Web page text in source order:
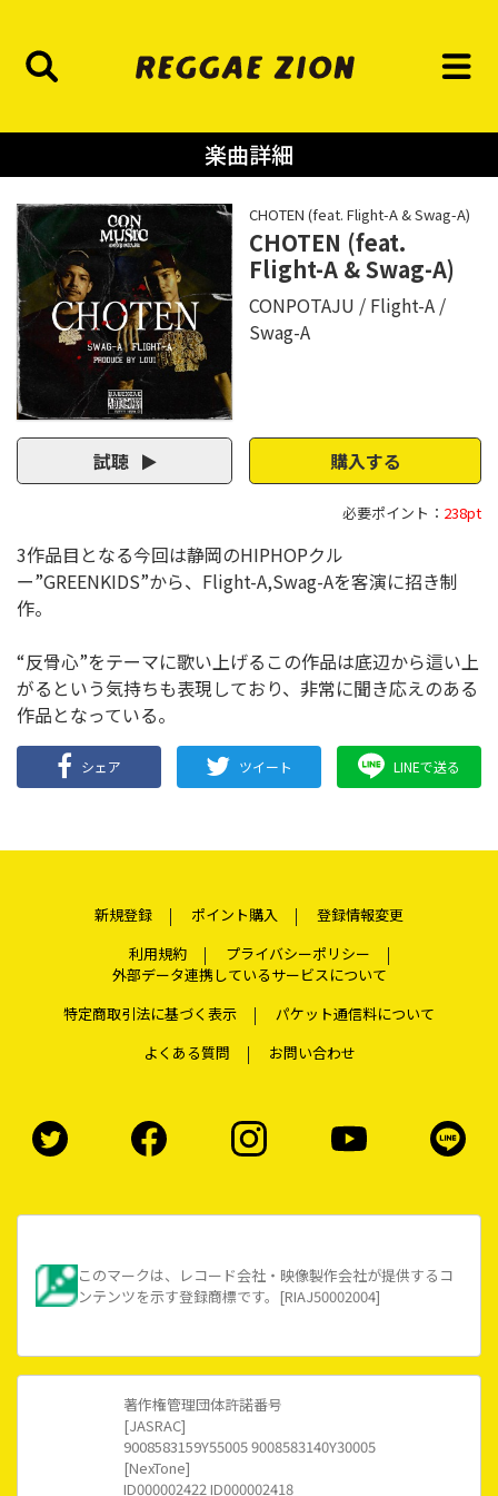
楽曲詳細
CHOTEN (feat. Flight-A & Swag-A)
CHOTEN (feat.
Flight-A & Swag-A)
CONPOTAJU
Flight-A
Swag-A
試聴 購入する
必要ポイント： 238pt
3作品目となる今回は静岡のHIPHOPクル
ー”GREENKIDS”から、Flight-A,Swag-Aを客演に招き制
作。
“反骨心”をテーマに歌い上げるこの作品は底辺から這い上
がるという気持ちも表現しており、非常に聞き応えのある
作品となっている。
シェア ツイート LINEで送る
新規登録 ポイント購入
登録情報変更
利用規約
プライバシーポリシー
外部データ連携しているサービスについて
特定商取引法に基づく表示
パケット通信料について
よくある質問
お問い合わせ
このマークは、レコード会社・映像製作会社が提供するコ
ンテンツを示す登録商標です。[RIAJ50002004]
著作権管理団体許諾番号
[JASRAC]
9008583159Y55005 9008583140Y30005
[NexTone]
ID000002422 ID000002418